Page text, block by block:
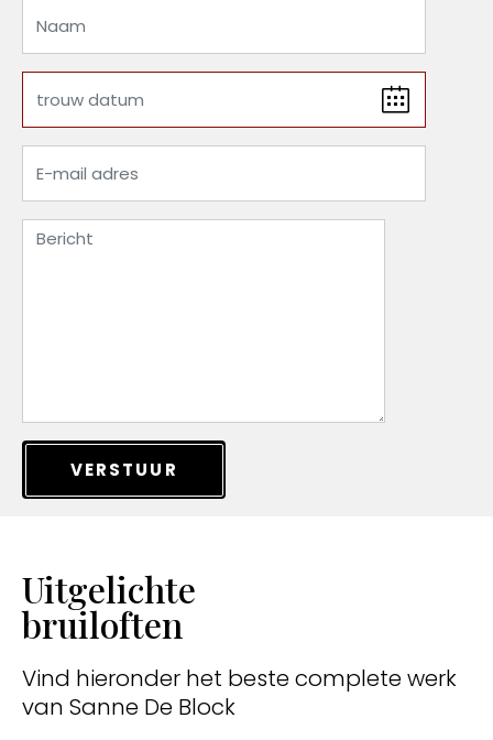
VERSTUUR
Uitgelichte
bruiloften
Vind hieronder het beste complete werk
van Sanne De Block